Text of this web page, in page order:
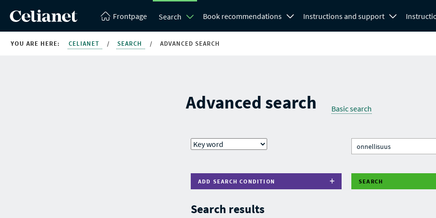
Frontpage Search Book recommendations Instructions and support
YOU ARE HERE: CELIANET / SEARCH / ADVANCED SEARCH
Advanced search Basic search
ADD SEARCH CONDITION SEARCH
Search results